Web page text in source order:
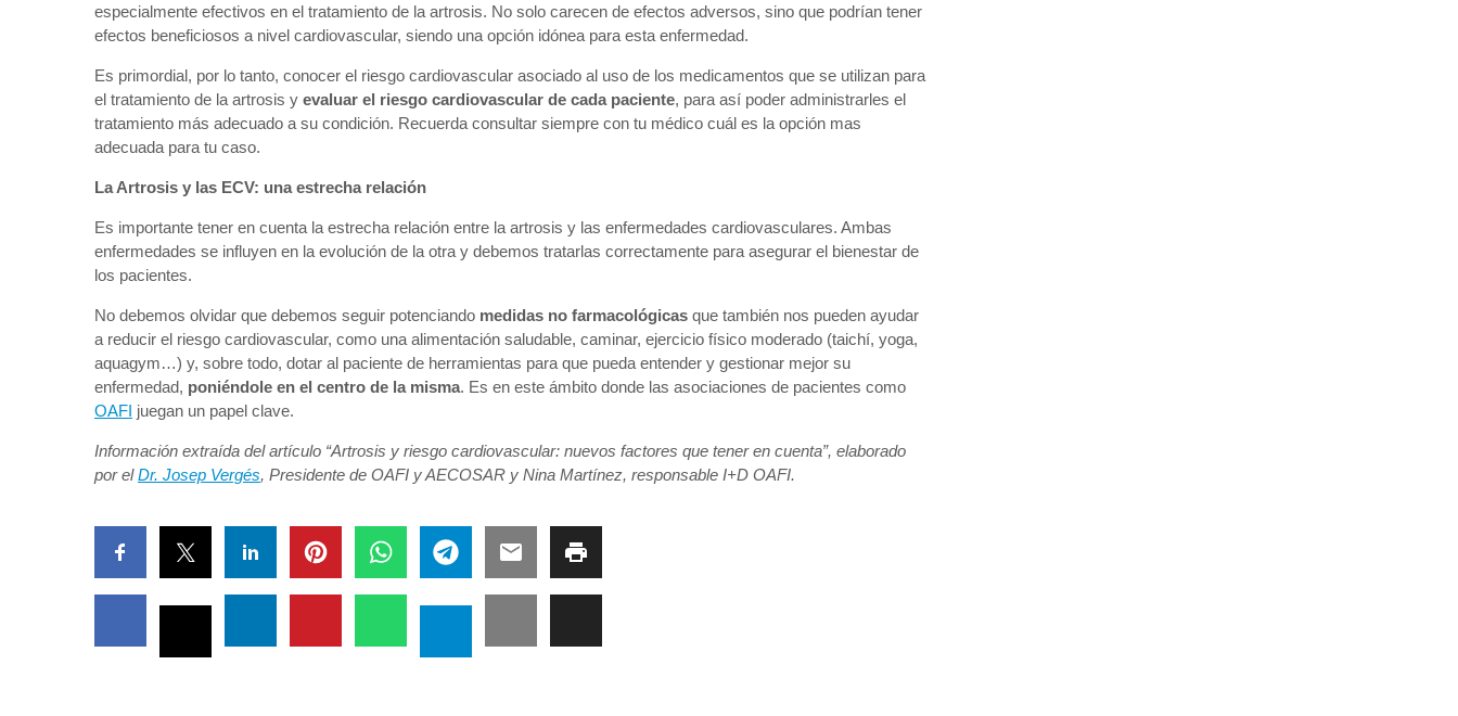
especialmente efectivos en el tratamiento de la artrosis. No solo carecen de efectos adversos, sino que podrían tener
efectos beneficiosos a nivel cardiovascular, siendo una opción idónea para esta enfermedad.
Es primordial, por lo tanto, conocer el riesgo cardiovascular asociado al uso de los medicamentos que se utilizan para
el tratamiento de la artrosis y evaluar el riesgo cardiovascular de cada paciente, para así poder administrarles el
tratamiento más adecuado a su condición. Recuerda consultar siempre con tu médico cuál es la opción mas
adecuada para tu caso.
La Artrosis y las ECV: una estrecha relación
Es importante tener en cuenta la estrecha relación entre la artrosis y las enfermedades cardiovasculares. Ambas
enfermedades se influyen en la evolución de la otra y debemos tratarlas correctamente para asegurar el bienestar de
los pacientes.
No debemos olvidar que debemos seguir potenciando medidas no farmacológicas que también nos pueden ayudar
a reducir el riesgo cardiovascular, como una alimentación saludable, caminar, ejercicio físico moderado (taichí, yoga,
aquagym…) y, sobre todo, dotar al paciente de herramientas para que pueda entender y gestionar mejor su
enfermedad, poniéndole en el centro de la misma. Es en este ámbito donde las asociaciones de pacientes como
OAFI juegan un papel clave.
Información extraída del artículo “Artrosis y riesgo cardiovascular: nuevos factores que tener en cuenta”, elaborado
por elDr. Josep Vergés, Presidente de OAFI y AECOSAR y Nina Martínez, responsable I+D OAFI.